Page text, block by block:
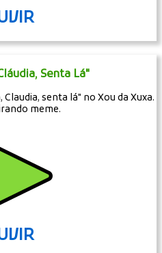
Senta Lá"
senta lá" no Xou da Xuxa.
meme.